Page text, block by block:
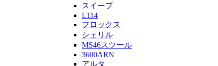
スイープ
L114
フロックス
シェリル
MS46スツール
3600ARN
アルタ